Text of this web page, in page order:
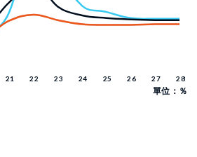
單位：％